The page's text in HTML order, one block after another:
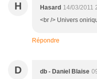
H Hasard 14/03/2011
<br /> Univers
Répondre
D db - Daniel Blaise